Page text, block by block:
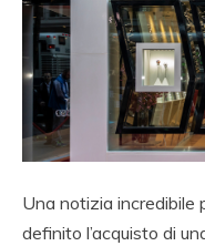
Una notizia incredibile
definito l’acquisto di